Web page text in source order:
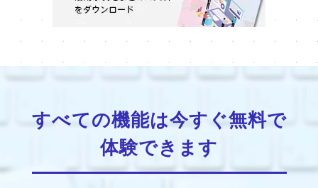
すべての機能は今すぐ無料で
体験できます